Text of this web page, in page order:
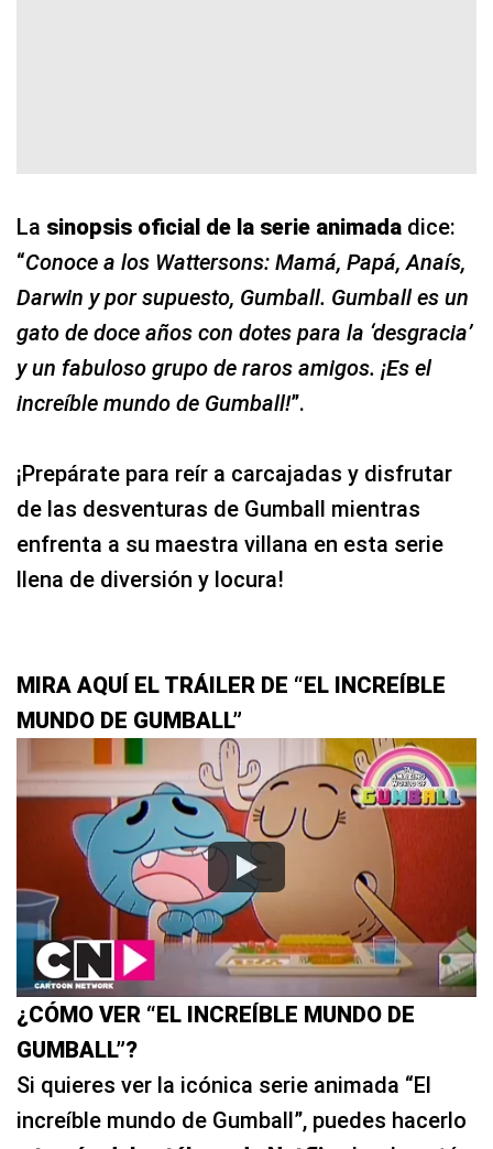
La sinopsis oficial de la serie animada dice:
“Conoce a los Wattersons: Mamá, Papá, Anaís,
Darwin y por supuesto, Gumball. Gumball es un
gato de doce años con dotes para la ‘desgracia’
y un fabuloso grupo de raros amigos. ¡Es el
increíble mundo de Gumball!”.
¡Prepárate para reír a carcajadas y disfrutar
de las desventuras de Gumball mientras
enfrenta a su maestra villana en esta serie
llena de diversión y locura!
MIRA AQUÍ EL TRÁILER DE “EL INCREÍBLE
MUNDO DE GUMBALL”
¿CÓMO VER “EL INCREÍBLE MUNDO DE
GUMBALL”?
Si quieres ver la icónica serie animada “El
increíble mundo de Gumball”, puedes hacerlo